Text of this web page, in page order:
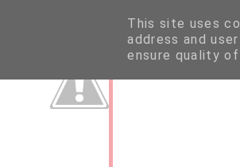
This site uses
address and
ensure quality